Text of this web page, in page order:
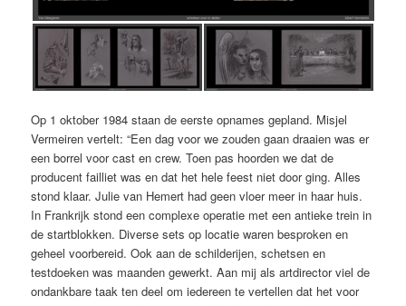
Op 1 oktober 1984 staan de eerste opnames gepland. Misjel
Vermeiren vertelt: “Een dag voor we zouden gaan draaien was er
een borrel voor cast en crew. Toen pas hoorden we dat de
producent failliet was en dat het hele feest niet door ging. Alles
stond klaar. Julie van Hemert had geen vloer meer in haar huis.
In Frankrijk stond een complexe operatie met een antieke trein in
de startblokken. Diverse sets op locatie waren besproken en
geheel voorbereid. Ook aan de schilderijen, schetsen en
testdoeken was maanden gewerkt. Aan mij als artdirector viel de
ondankbare taak ten deel om iedereen te vertellen dat het voor